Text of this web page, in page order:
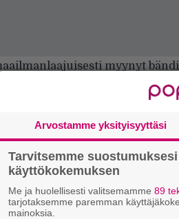
myynyt
yksi maailman
Neil Peart ovat kaikki
palkintojen muodossa.
uusinta levyään,
vuoden puolella. Kesällä
the Lighted Stage, jota
Suomessa. Dokumentin
Arvostamme yksityisyyttäsi
Tarvitsemme
käyttökokemuksen
Me ja huolellisesti valitsemamme 89
tarjotaksemme paremman
mainoksia.